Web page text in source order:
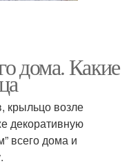
дома. Какие
крыльцо возле
декоративную
всего дома и